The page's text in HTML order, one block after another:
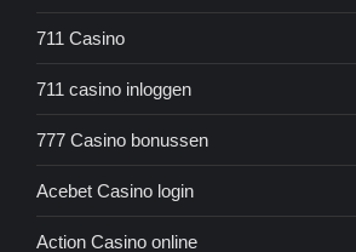
711 Casino
711 casino inloggen
777 Casino bonussen
Acebet Casino login
Action Casino online